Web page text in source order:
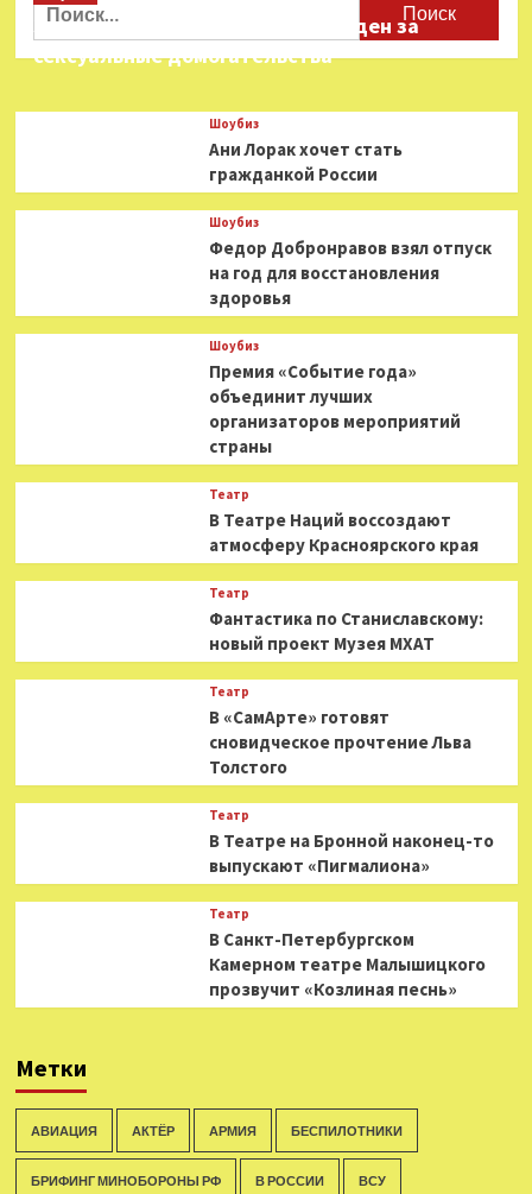
Звезда «Игры в кальмара» осужден за
сексуальные домогательства
Шоубиз
Ани Лорак хочет стать
гражданкой России
Шоубиз
Федор Добронравов взял отпуск
на год для восстановления
здоровья
Шоубиз
Премия «Событие года»
объединит лучших
организаторов мероприятий
страны
Театр
В Театре Наций воссоздают
атмосферу Красноярского края
Театр
Фантастика по Станиславскому:
новый проект Музея МХАТ
Театр
В «СамАрте» готовят
сновидческое прочтение Льва
Толстого
Театр
В Театре на Бронной наконец-то
выпускают «Пигмалиона»
Театр
В Санкт-Петербургском
Камерном театре Малышицкого
прозвучит «Козлиная песнь»
Метки
АВИАЦИЯ АКТЁР АРМИЯ БЕСПИЛОТНИКИ
БРИФИНГ МИНОБОРОНЫ РФ В РОССИИ ВСУ